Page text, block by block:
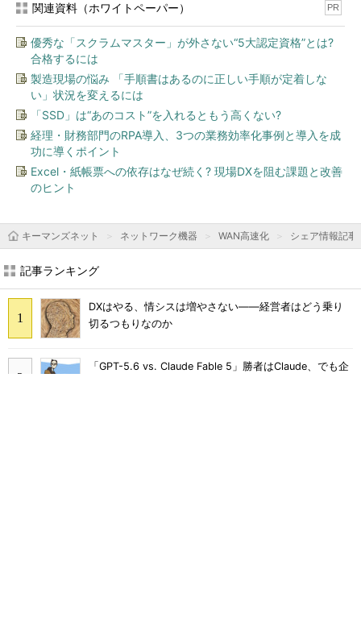
関連資料（ホワイトペーパー） PR
優秀な「スクラムマスター」が外さない“5大認定資格”とは?
合格するには
製造現場の悩み 「手順書はあるのに正しい手順が定着しな
い」状況を変えるには
「SSD」は“あのコスト”を入れるともう高くない?
経理・財務部門のRPA導入、3つの業務効率化事例と導入を成
功に導くポイント
Excel・紙帳票への依存はなぜ続く? 現場DXを阻む課題と改善
のヒント
キーマンズネット ネットワーク機器 WAN高速化 シェア情報記事
記事ランキング
DXはやる、情シスは増やさない――経営者はどう乗り
切るつもりなのか
「GPT-5.6 vs. Claude Fable 5」勝者はClaude、でも企